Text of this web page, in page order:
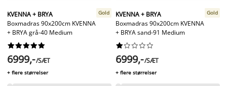
KVENNA + BRYA
Boxmadras 90x200cm KVENNA
+ BRYA grå-40 Medium
Gold






6999,-/SÆT
+ flere størrelser
KVENNA + BRYA
Boxmadras 90x200cm KVENNA
+ BRYA sand-91 Medium
Gold






6999,-/SÆT
+ flere størrelser